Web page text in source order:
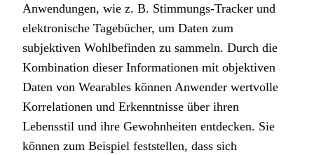
Anwendungen, wie z. B. Stimmungs-Tracker und
elektronische Tagebücher, um Daten zum
subjektiven Wohlbefinden zu sammeln. Durch die
Kombination dieser Informationen mit objektiven
Daten von Wearables können Anwender wertvolle
Korrelationen und Erkenntnisse über ihren
Lebensstil und ihre Gewohnheiten entdecken. Sie
können zum Beispiel feststellen, dass sich